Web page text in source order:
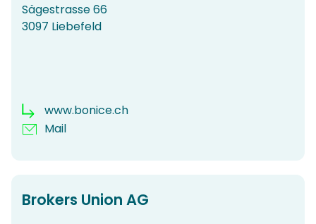
Sägestrasse 66
3097 Liebefeld
www.bonice.ch
Mail
Brokers Union AG